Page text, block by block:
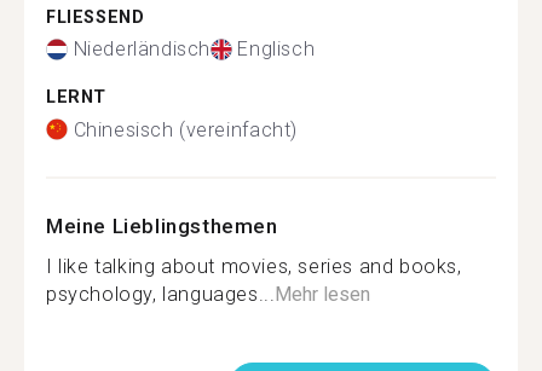
FLIESSEND
Niederländisch Englisch
LERNT
Chinesisch (vereinfacht)
Meine Lieblingsthemen
I like talking about movies, series and books,
psychology, languages... Mehr lesen